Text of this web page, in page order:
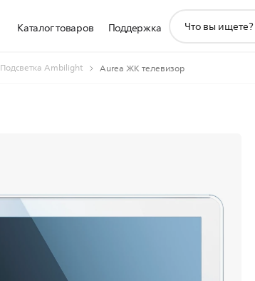
Каталог товаров Поддержка
поддержки
Подсветка Ambilight Aurea ЖК телевизор